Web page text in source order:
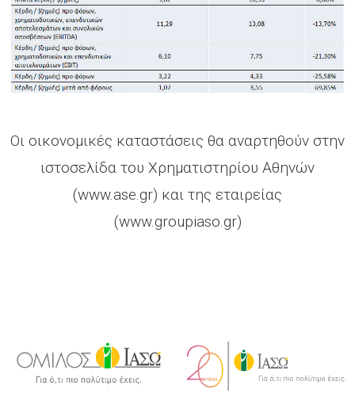
Οι οικονομικές καταστάσεις θα αναρτηθούν στην
ιστοσελίδα του Χρηματιστηρίου Αθηνών
(www.ase.gr) και της εταιρείας
(www.groupiaso.gr)